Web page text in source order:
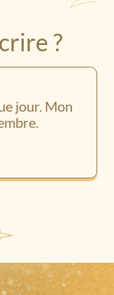
?
jour. Mon